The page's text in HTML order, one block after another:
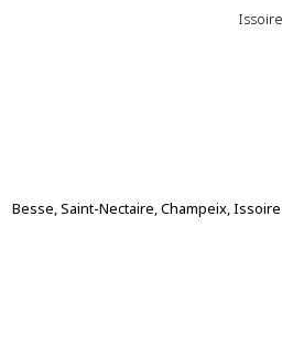
Issoire
Besse, Saint-Nectaire, Champeix, Issoire